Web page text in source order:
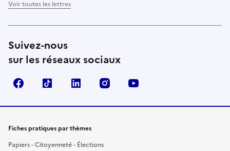
Voir toutes les lettres
Suivez-nous
sur les réseaux sociaux
FacebookTikTok LinkedIn Instagram
Fiches pratiques par thèmes
Papiers - Citoyenneté - Élections